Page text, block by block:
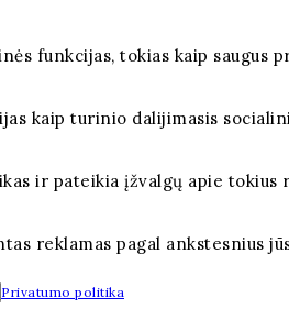
funkcijas, tokias kaip
kaip turinio dalijimasis
ir pateikia įžvalgų apie
reklamas pagal ankstesnius
Privatumo politika